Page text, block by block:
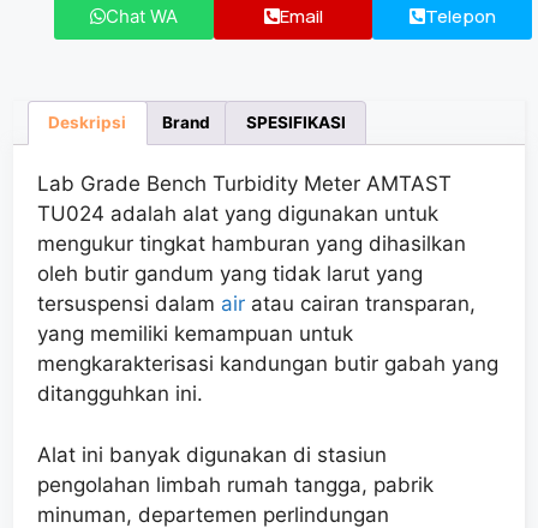
Chat WA Email Telepon
Deskripsi Brand SPESIFIKASI
Lab Grade Bench Turbidity Meter AMTAST
TU024 adalah alat yang digunakan untuk
mengukur tingkat hamburan yang dihasilkan
oleh butir gandum yang tidak larut yang
tersuspensi dalam air atau cairan transparan,
yang memiliki kemampuan untuk
mengkarakterisasi kandungan butir gabah yang
ditangguhkan ini.
Alat ini banyak digunakan di stasiun
pengolahan limbah rumah tangga, pabrik
minuman, departemen perlindungan